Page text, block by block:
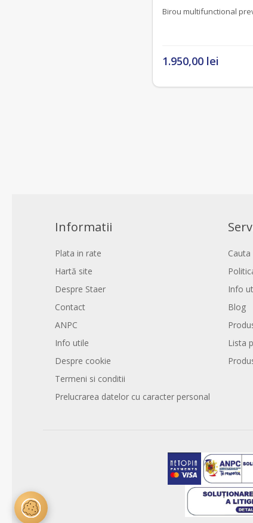
Birou multifunctional
1.950,00 lei
Informatii
Plata in rate
Hartă site
Despre Staer
Contact
ANPC
Info utile
Despre cookie
Termeni si conditii
Prelucrarea datelor cu caracter personal
Cauta
Info
Blog
Lista